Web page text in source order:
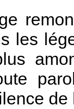
les